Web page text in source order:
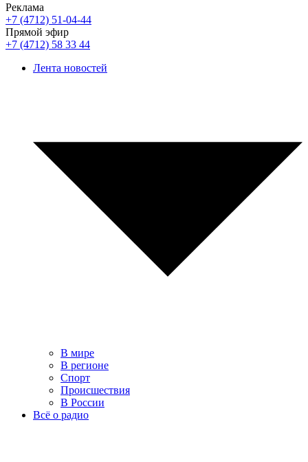
Реклама
+7 (4712) 51-04-44
Прямой эфир
+7 (4712) 58 33 44
Лента новостей
В мире
В регионе
Спорт
Происшествия
В России
Всё о радио